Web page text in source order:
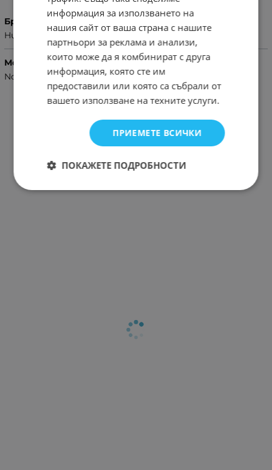
Бранд
Huawei
Модел Телефон
Nova Y70 4G
информация за използването на
нашия сайт от ваша страна с нашите
партньори за реклама и анализи,
които може да я комбинират с друга
информация, която сте им
предоставили или която са събрали от
вашето използване на техните услуги.
ПРИЕМЕТЕ ВСИЧКИ
ПОКАЖЕТЕ ПОДРОБНОСТИ